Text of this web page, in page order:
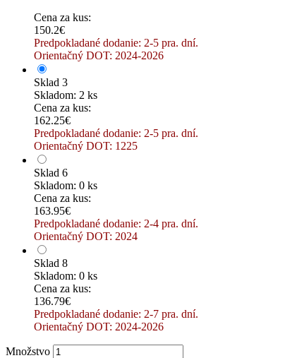
Cena za kus:
150.2€
Predpokladané dodanie: 2-5 pra. dní.
Orientačný DOT: 2024-2026
Sklad 3
Skladom: 2 ks
Cena za kus:
162.25€
Predpokladané dodanie: 2-5 pra. dní.
Orientačný DOT: 1225
Sklad 6
Skladom: 0 ks
Cena za kus:
163.95€
Predpokladané dodanie: 2-4 pra. dní.
Orientačný DOT: 2024
Sklad 8
Skladom: 0 ks
Cena za kus:
136.79€
Predpokladané dodanie: 2-7 pra. dní.
Orientačný DOT: 2024-2026
Množstvo